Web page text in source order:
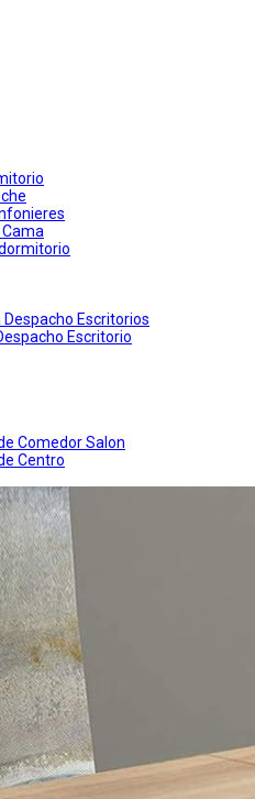
Despacho Escritorios
Escritorio
Comedor Salon
Centro